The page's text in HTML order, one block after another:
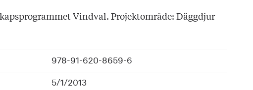
Vindval. Projektområde: Däggdjur
978-91-620-8659-6
5/1/2013